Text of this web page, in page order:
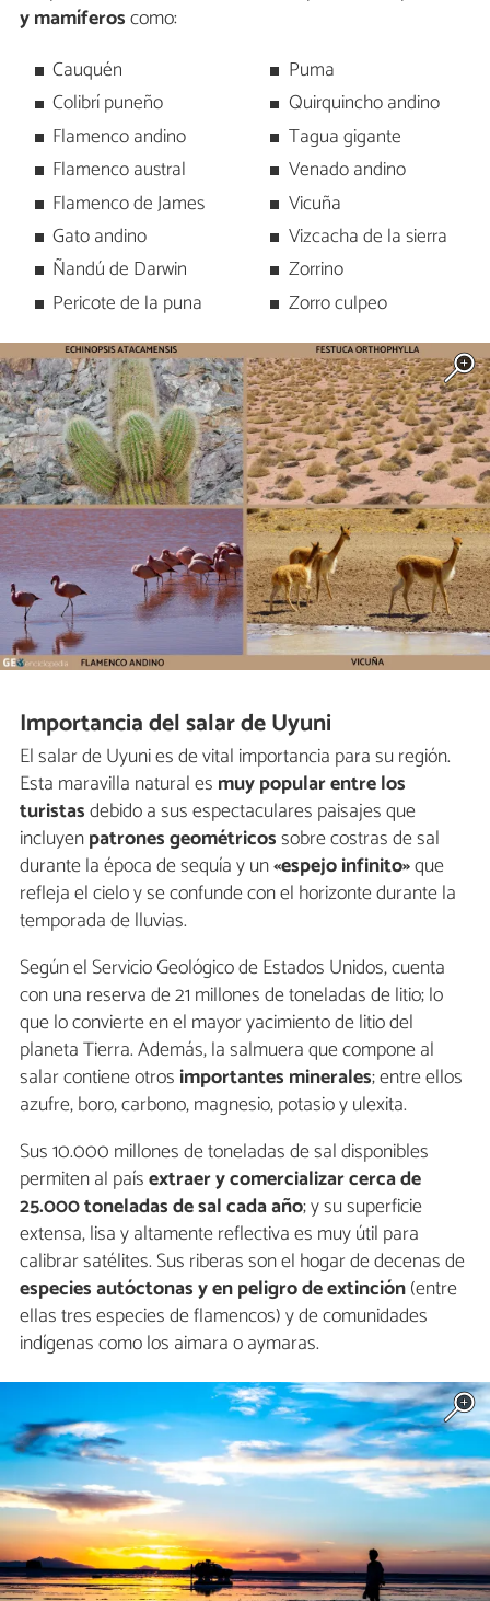
y mamíferoscomo:
Cauquén
Colibrí puneño
Flamenco andino
Flamenco austral
Flamenco de James
Gato andino
Ñandú de Darwin
Pericote de la puna
Puma
Quirquincho andino
Tagua gigante
Venado andino
Vicuña
Vizcacha de la sierra
Zorrino
Zorro culpeo
Importancia del salar de Uyuni
El salar de Uyuni es de vital importancia para su región.
Esta maravilla natural es muy popular entre los
turistasdebido a sus espectaculares paisajes que
incluyenpatrones geométricossobre costras de sal
durante la época de sequía y un«espejo infinito»que
refleja el cielo y se confunde con el horizonte durante la
temporada de lluvias.
Según el Servicio Geológico de Estados Unidos, cuenta
con una reserva de 21 millones de toneladas de litio; lo
que lo convierte en el mayor yacimiento de litio del
planeta Tierra. Además, la salmuera que compone al
salar contiene otros importantes minerales; entre ellos
azufre, boro, carbono, magnesio, potasio y ulexita.
Sus 10.000 millones de toneladas de sal disponibles
permiten al paísextraer y comercializar cerca de
25.000 toneladas de sal cada año; y su superficie
extensa, lisa y altamente reflectiva es muy útil para
calibrar satélites. Sus riberas son el hogar de decenas de
especies autóctonas y en peligro de extinción(entre
ellas tres especies de flamencos) y de comunidades
indígenas como los aimara o aymaras.